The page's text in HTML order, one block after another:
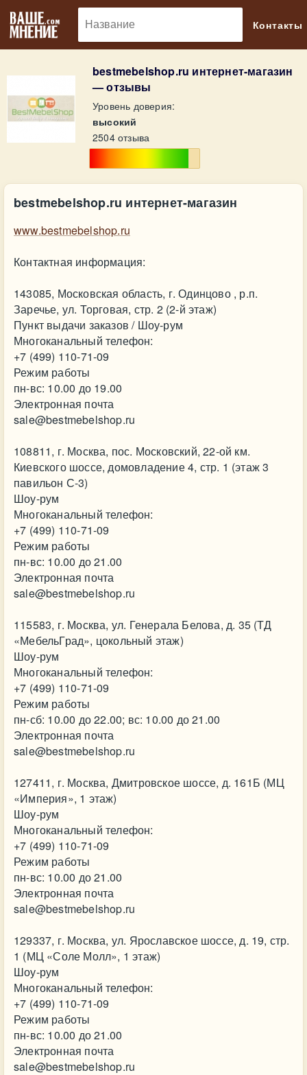
Контакты
bestmebelshop.ru интернет-магазин
— отзывы
Уровень доверия:
высокий
2504 отзыва
bestmebelshop.ru интернет-магазин
www.bestmebelshop.ru
Контактная информация:
143085, Московская область, г. Одинцово , р.п.
Заречье, ул. Торговая, стр. 2 (2-й этаж)
Пункт выдачи заказов / Шоу-рум
Многоканальный телефон:
+7 (499) 110-71-09
Режим работы
пн-вс: 10.00 до 19.00
Электронная почта
sale@bestmebelshop.ru
108811, г. Москва, пос. Московский, 22-ой км.
Киевского шоссе, домовладение 4, стр. 1 (этаж 3
павильон С-3)
Шоу-рум
Многоканальный телефон:
+7 (499) 110-71-09
Режим работы
пн-вс: 10.00 до 21.00
Электронная почта
sale@bestmebelshop.ru
115583, г. Москва, ул. Генерала Белова, д. 35 (ТД
«МебельГрад», цокольный этаж)
Шоу-рум
Многоканальный телефон:
+7 (499) 110-71-09
Режим работы
пн-сб: 10.00 до 22.00; вс: 10.00 до 21.00
Электронная почта
sale@bestmebelshop.ru
127411, г. Москва, Дмитровское шоссе, д. 161Б (МЦ
«Империя», 1 этаж)
Шоу-рум
Многоканальный телефон:
+7 (499) 110-71-09
Режим работы
пн-вс: 10.00 до 21.00
Электронная почта
sale@bestmebelshop.ru
129337, г. Москва, ул. Ярославское шоссе, д. 19, стр.
1 (МЦ «Соле Молл», 1 этаж)
Шоу-рум
Многоканальный телефон:
+7 (499) 110-71-09
Режим работы
пн-вс: 10.00 до 21.00
Электронная почта
sale@bestmebelshop.ru